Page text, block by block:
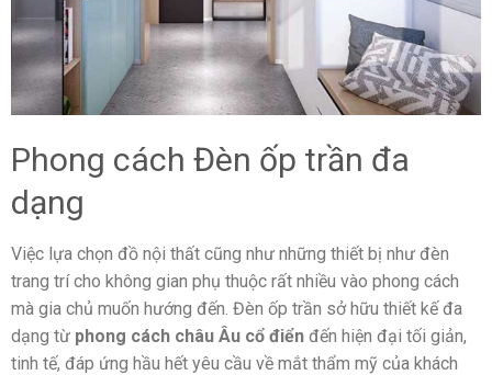
Phong cách Đèn ốp trần đa
dạng
Việc lựa chọn đồ nội thất cũng như những thiết bị như đèn
trang trí cho không gian phụ thuộc rất nhiều vào phong cách
mà gia chủ muốn hướng đến. Đèn ốp trần sở hữu thiết kế đa
dạng từ phong cách châu Âu cổ điểnđến hiện đại tối giản,
tinh tế, đáp ứng hầu hết yêu cầu về mắt thẩm mỹ của khách